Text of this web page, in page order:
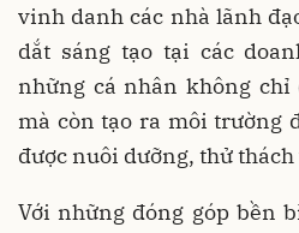
vinh danh các nhà lãnh
dắt sáng tạo tại các
những cá nhân không
mà còn tạo ra môi trường
được nuôi dưỡng, thử thách
Với những đóng góp bền